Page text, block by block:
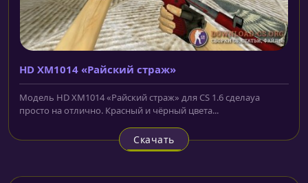
HD XM1014 «Райский страж»
Модель HD XM1014 «Райский страж» для CS 1.6 сделаyа
просто на отлично. Красный и чëрный цвета...
Скачать